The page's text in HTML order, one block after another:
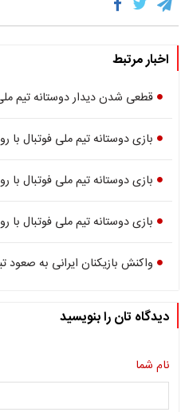
اخبار مرتبط
قطعی شدن دیدار دوستانه تیم
بازی دوستانه تیم ملی فوتبال با
بازی دوستانه تیم ملی فوتبال با
بازی دوستانه تیم ملی فوتبال با
واکنش بازیکنان ایرانی به صعود
دیدگاه تان را بنویسید
نام شما